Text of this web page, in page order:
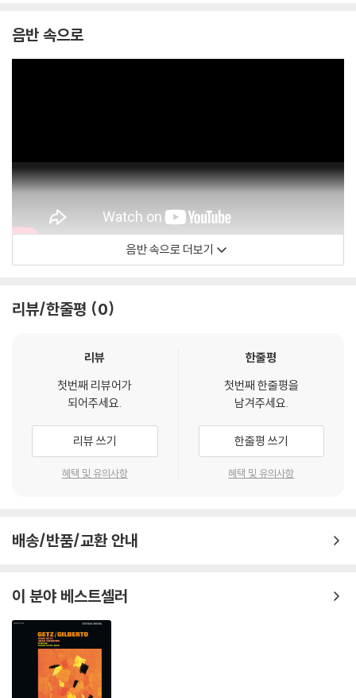
음반 속으로
음반 속으로 더보기
리뷰/한줄평 0
리뷰
첫번째 리뷰어가
되어주세요.
리뷰 쓰기
혜택 및 유의사항
한줄평
첫번째 한줄평을
남겨주세요.
한줄평 쓰기
혜택 및 유의사항
배송/반품/교환 안내
이 분야 베스트셀러